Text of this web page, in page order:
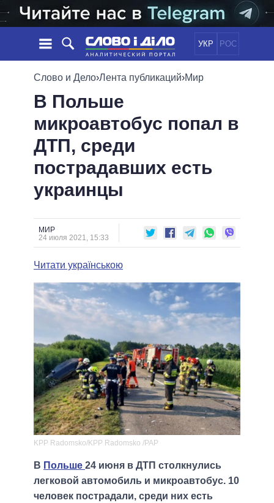
УКР РОС
НОВОСТИ
ЛЕНТА
СОБЫТИЯ
СТАТЬИ
МНЕНИЯ
ОБЗОРЫ
ДАЙДЖЕСТЫ
ЭКОНОМИКА
ОБЕЩАНИЯ
ПОЛИТИКИ
ВСЕ ПОЛИТИКИ
ПРЕЗИДЕНТ И ОФИС
ВЕРХОВНАЯ РАДА
ГЛАВЫ ОБЛАДМИНИСТРАЦИЙ
МЭРЫ
ВСЕ ПЕРСОНЫ
ИНФОГРАФИКА
ВИДЕО
СРАВНЕНИЕ ПОЛИТИКОВ
Слово и Дело›Лента публикаций›Мир
В Польше
микроавтобус попал в
ДТП, среди
пострадавших есть
украинцы
МИР
24 июля 2021, 15:33
Читати українською
KPP Radomsko/KPP Radomsko /PAP
В Польше 24 июня в ДТП столкнулись
легковой автомобиль и микроавтобус. 10
человек пострадали, среди них есть